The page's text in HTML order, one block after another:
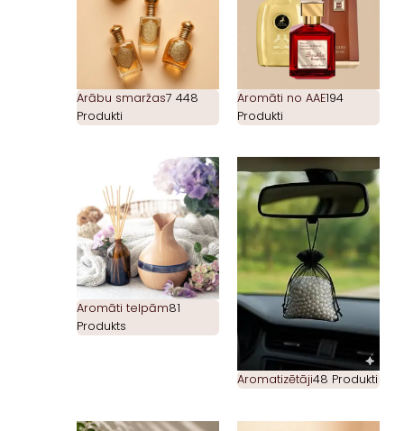
Arābu smaržas7 448
Produkti
Aromāti no AAE194
Produkti
Aromāti telpām81
Produkts
Aromatizētāji48 Produkti